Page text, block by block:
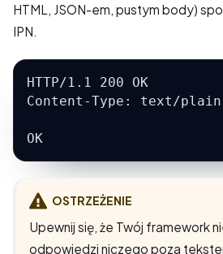
HTML, JSON-em, pustym body)
IPN.
HTTP/1.1 200 OK
Content-Type: text/plain
OK
OSTRZEŻENIE
Upewnij się, że Twój framework
odpowiedzi niczego poza